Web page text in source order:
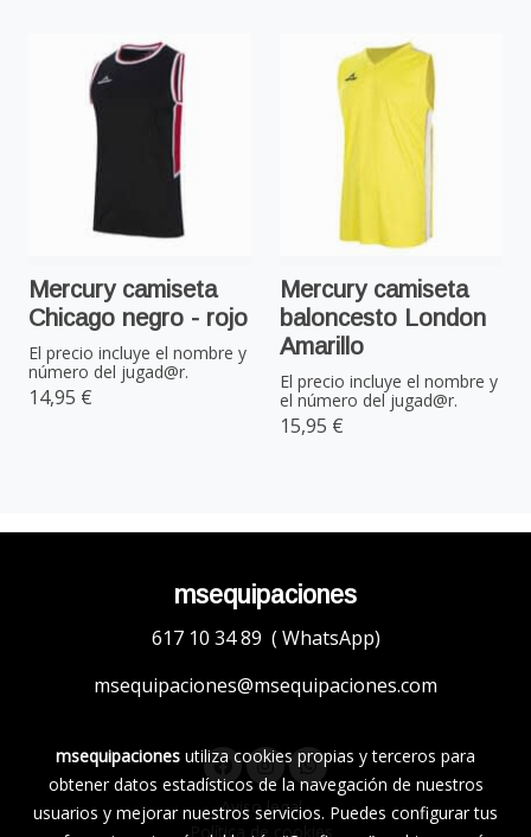
Mercury camiseta
Chicago negro - rojo
El precio incluye el nombre y
número del jugad@r.
14,95 €
Mercury camiseta
baloncesto London
Amarillo
El precio incluye el nombre y
el número del jugad@r.
15,95 €
msequipaciones
617 10 34 89 ( WhatsApp)
msequipaciones@msequipaciones.com
Aviso legal
Política de cookies
msequipaciones utiliza cookies propias y terceros para
obtener datos estadísticos de la navegación de nuestros
usuarios y mejorar nuestros servicios. Puedes configurar tus